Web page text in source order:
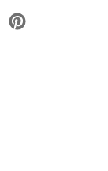
Twitteren